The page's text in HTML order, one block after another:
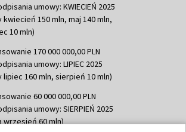
umowy: KWIECIEŃ 2025
kwiecień 150 mln, maj 140 mln,
10 mln)
170 000 000,00 PLN
umowy: LIPIEC 2025
lipiec 160 mln, sierpień 10 mln)
60 000 000,00 PLN
umowy: SIERPIEŃ 2025
wrzesień 60 mln)